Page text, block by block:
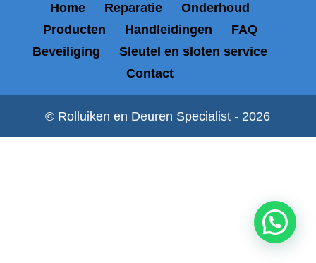
Home Reparatie
Onderhoud
Producten
Handleidingen
FAQ
Beveiliging
Sleutel en sloten service
Contact
© Rolluiken en Deuren Specialist - 2026